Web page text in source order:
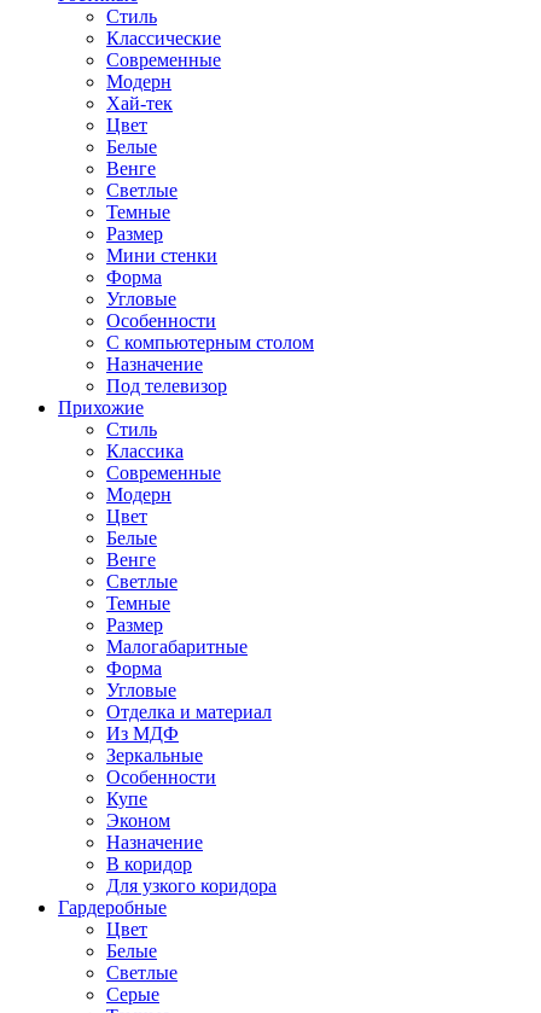
Стиль
Классические
Современные
Модерн
Хай-тек
Цвет
Белые
Венге
Светлые
Темные
Размер
Мини стенки
Форма
Угловые
Особенности
С компьютерным столом
Назначение
Под телевизор
Прихожие
Стиль
Классика
Современные
Модерн
Цвет
Белые
Венге
Светлые
Темные
Размер
Малогабаритные
Форма
Угловые
Отделка и материал
Из МДФ
Зеркальные
Особенности
Купе
Эконом
Назначение
В коридор
Для узкого коридора
Гардеробные
Цвет
Белые
Светлые
Серые